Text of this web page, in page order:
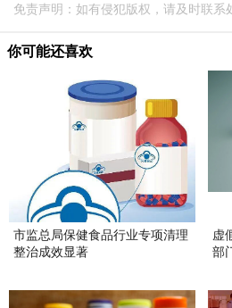
免责声明：如有侵犯版权，请及时联系
你可能还喜欢
市监总局保健食品行业专项清理
整治成效显著
虚
部